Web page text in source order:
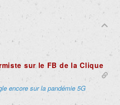
sur le FB de la Clique
encore sur la pandémie 5G